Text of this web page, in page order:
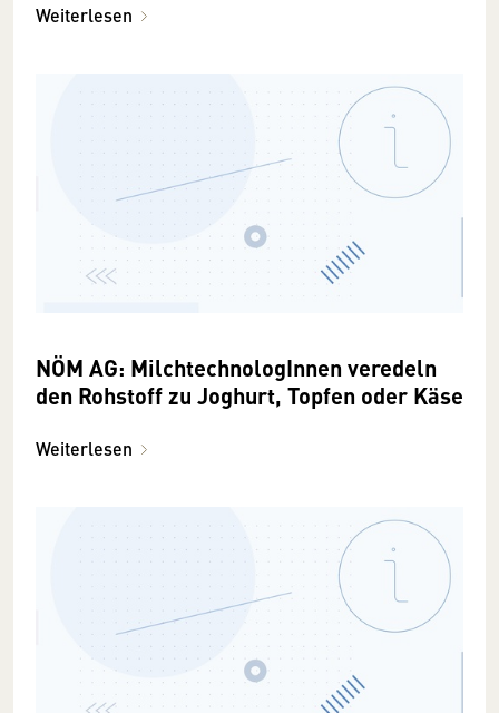
Weiterlesen
NÖM AG: MilchtechnologInnen veredeln
den Rohstoff zu Joghurt, Topfen oder Käse
Weiterlesen